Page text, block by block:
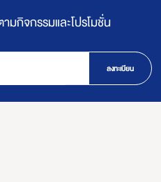
มกิจกรรมและโปรโมชั่น
ลงทะเบียน